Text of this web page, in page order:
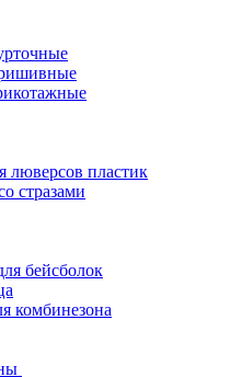
люверсов пластик
стразами
бейсболок
комбинезона